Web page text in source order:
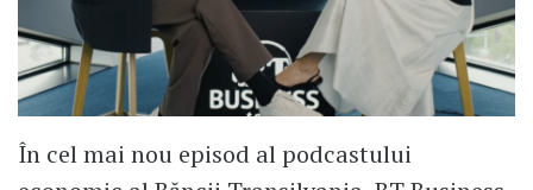
În cel mai nou episod al podcastului